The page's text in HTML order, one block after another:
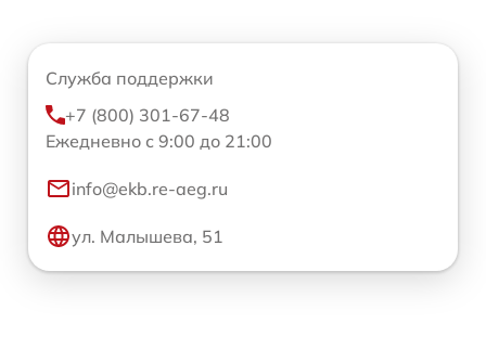
Служба поддержки
+7 (800) 301-67-48
Ежедневно с 9:00 до 21:00
info@ekb.re-aeg.ru
ул. Малышева, 51